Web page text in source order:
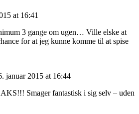
at 16:41
3 gange om ugen… Ville elske at
for at jeg kunne komme til at spise
januar 2015 at 16:44
Smager fantastisk i sig selv – uden